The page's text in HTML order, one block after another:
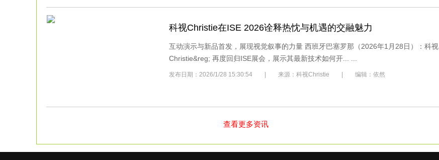
科视Christie在ISE 2026诠释热忱与机遇的交融魅力
互动演示与新品首发，展现视觉叙事的力量 西班牙巴塞罗那（2026年1月28日）：科视
Christie&reg; 再度回归ISE展会，展示其最新技术如何开... ...
发布日期：2026/1/28 15:30:54 | 来源：科视Christie | 编辑：依然
查看更多资讯